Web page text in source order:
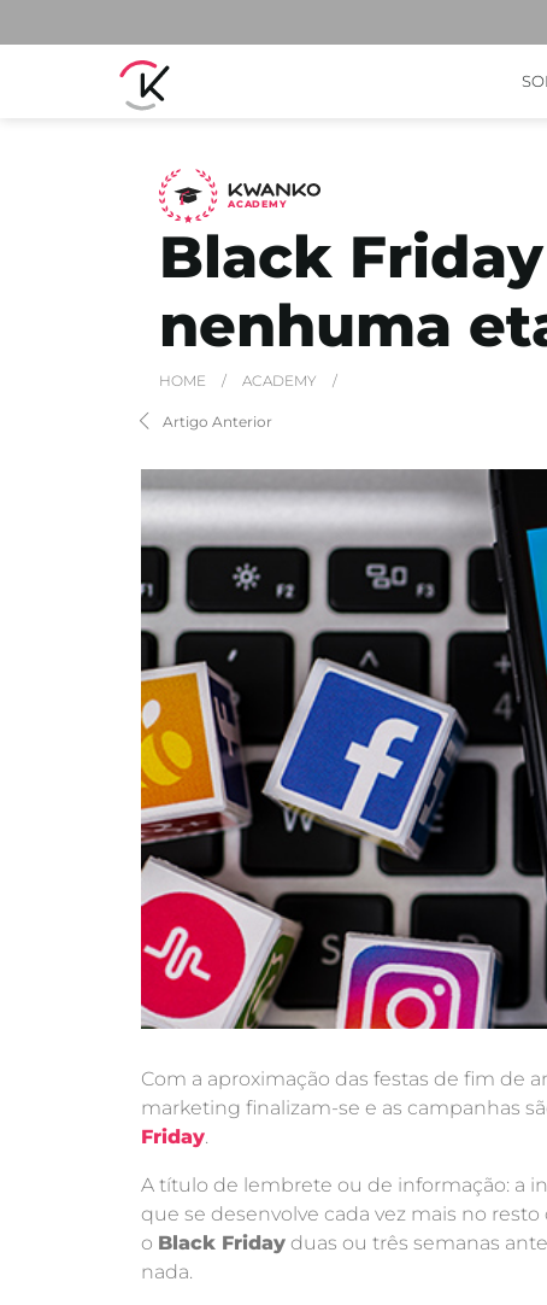
ACADEMY
Black
nenhuma
HOME / ACADEMY /
Artigo Anterior
Com a aproximação das festas de fim de
marketing finalizam-se e as campanhas
Friday.
A título de lembrete ou de informação: a
que se desenvolve cada vez mais no
o Black Friday duas ou três semanas
nada.